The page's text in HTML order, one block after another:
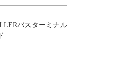
バスターミナル